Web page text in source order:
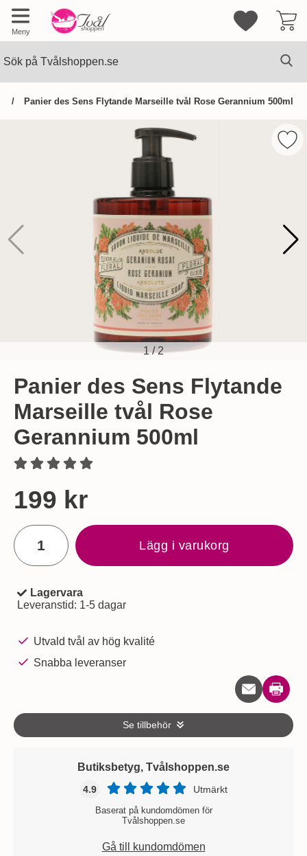
Meny
Mina
Panier des Sens Flytande Marseille tvål Rose Gerannium 500ml
1/2
Panier des Sens Flytande
Marseille tvål Rose
Gerannium 500ml
Handla denna produkt Panier des Sens Flytande Marseille
pris
199 kr
antal
Lägg i varukorg
Tillgänglighet:
Lagervara
Leveranstid: 1-5 dagar
Utvald tvål av hög kvalité
Snabba leveranser
Skriv
Se tillbehör
Butiksbetyg, Tvålshoppen.se
4.9 Utmärkt
Baserat på kundomdömen för
Tvålshoppen.se
Gå till kundomdömen